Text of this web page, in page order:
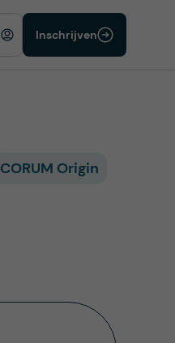
Inschrijven
CORUM Origin